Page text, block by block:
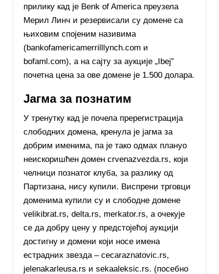
прилику кад је Benk of America преузела
Мерил Линч и резервисали су домене са
њиховим спојеним називима
(bankofamericamerrilllynch.com и
bofaml.com), а на сајту за аукције „Ibej”
почетна цена за ове домене је 1.500 долара.
Јагма за познатим
У тренутку кад је почела пререгистрација
слободних домена, кренула је јагма за
добрим именима, па је тако одмах плануо
неискоришћен домен crvenazvezda.rs, који
челници познатог клуба, за разлику од
Партизана, нису купили. Виспрени трговци
доменима купили су и слободне домене
velikibrat.rs, delta.rs, merkator.rs, а очекује
се да добру цену у предстојећој аукцији
достигну и домени који носе имена
естрадних звезда – cecaraznatovic.rs,
jelenakarleusa.rs и sekaaleksic.rs. (посебно